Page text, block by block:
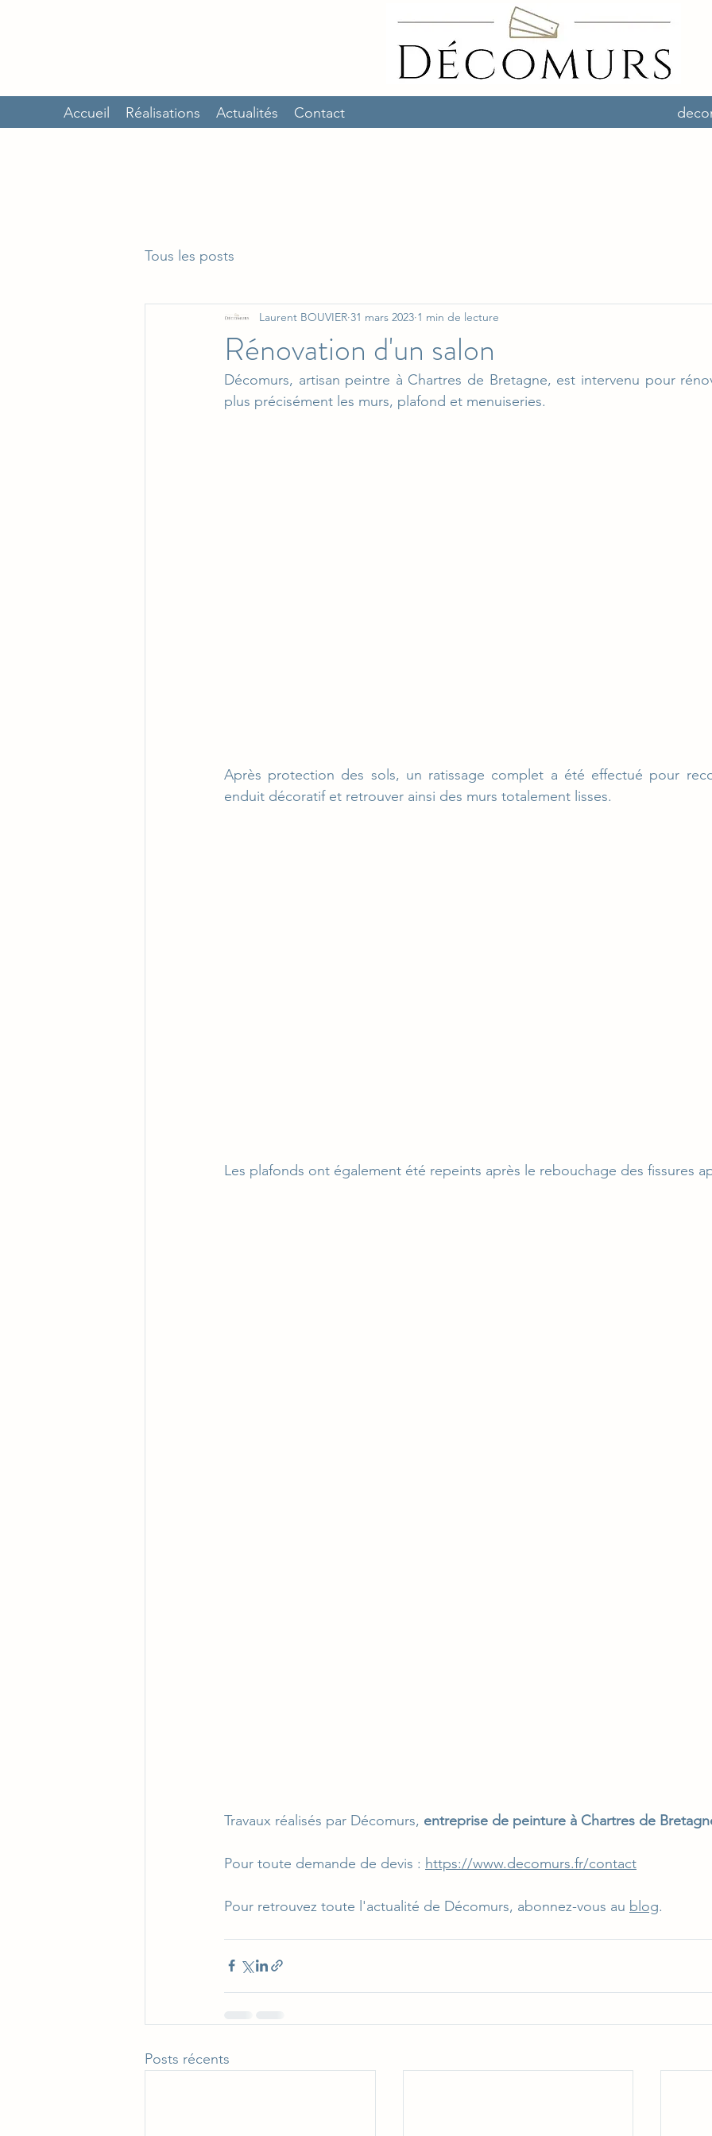
Accueil Réalisations Actualités Contact
Tous les posts
Rénovation d'un salon
Laurent BOUVIER 31 mars 2023 1 min de lecture
Décomurs, artisan peintre à Chartres de Bretagne, est intervenu pour
plus précisément les murs, plafond et menuiseries.
Après protection des sols, un ratissage complet a été effectué pour
enduit décoratif et retrouver ainsi des murs totalement lisses.
Les plafonds ont également été repeints après le rebouchage des fissures
Travaux réalisés par Décomurs, entreprise de peinture à Chartres de
Pour toute demande de devis : https://www.decomurs.fr/contact
Pour retrouvez toute l'actualité de Décomurs, abonnez-vous au blog.
Posts récents